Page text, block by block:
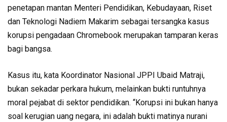
penetapan mantan Menteri Pendidikan, Kebudayaan, Riset
dan Teknologi Nadiem Makarim sebagai tersangka kasus
korupsi pengadaan Chromebook merupakan tamparan keras
bagi bangsa.
Kasus itu, kata Koordinator Nasional JPPI Ubaid Matraji,
bukan sekadar perkara hukum, melainkan bukti runtuhnya
moral pejabat di sektor pendidikan. “Korupsi ini bukan hanya
soal kerugian uang negara, ini adalah bukti matinya nurani